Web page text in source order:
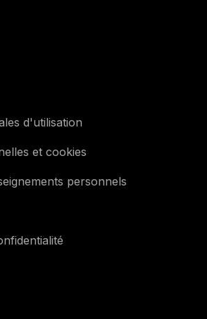
d'utilisation
et cookies
personnels